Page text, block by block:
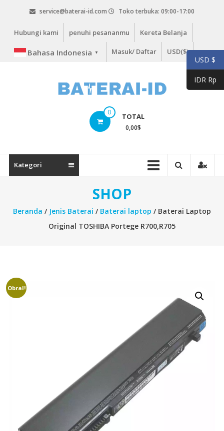
service@baterai-id.com Toko terbuka: 09:00-17:00
Hubungi kami penuhi pesananmu Kereta Belanja
Bahasa Indonesia ▼ Masuk/ Daftar USD($)
id.com
0 TOTAL
0,00$
Kategori
SHOP
Beranda / Jenis Baterai / Baterai laptop / Baterai Laptop
Original TOSHIBA Portege R700,R705
Obral!
USD $
IDR Rp